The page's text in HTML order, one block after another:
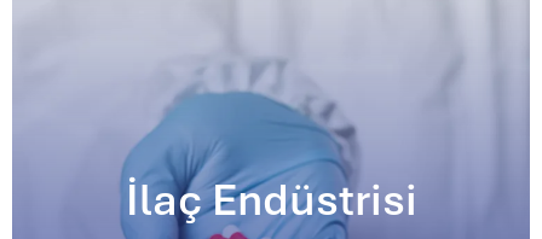
İlaç Endüstrisi